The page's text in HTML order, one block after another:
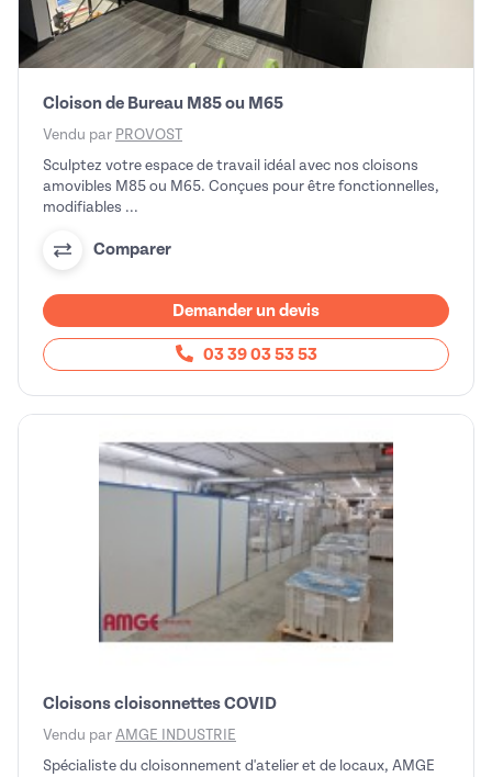
Cloison de Bureau M85 ou M65
Vendu par PROVOST
Sculptez votre espace de travail idéal avec nos cloisons
amovibles M85 ou M65. Conçues pour être fonctionnelles,
modifiables ...
Comparer
Demander un devis
03 39 03 53 53
Cloisons cloisonnettes COVID
Vendu par AMGE INDUSTRIE
Spécialiste du cloisonnement d'atelier et de locaux, AMGE